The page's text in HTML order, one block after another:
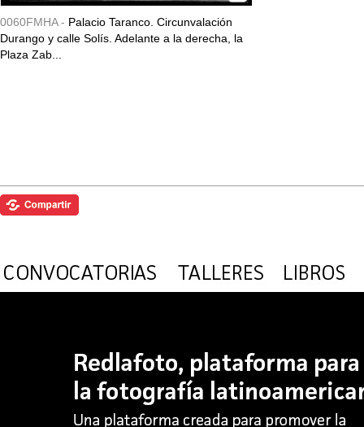
0060FMHA - Palacio Taranco. Circunvalación
Durango y calle Solís. Adelante a la derecha, la
Plaza Zab...